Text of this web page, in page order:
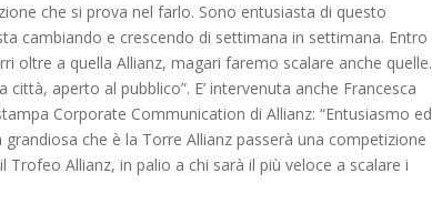
che si prova nel farlo. Sono entusiasta di questo
cambiando e crescendo di settimana in settimana. Entro
oltre a quella Allianz, magari faremo scalare anche quelle.
aperto al pubblico”. E’ intervenuta anche Francesca
Corporate Communication di Allianz: “Entusiasmo ed
che è la Torre Allianz passerà una competizione
Allianz, in palio a chi sarà il più veloce a scalare i